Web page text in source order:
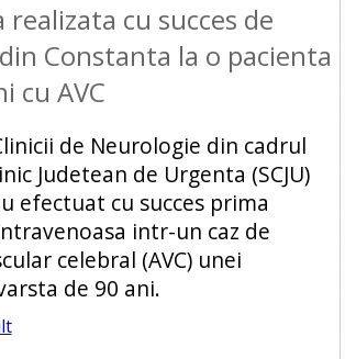
cu succes de
Constanta la o pacienta
cu AVC
de Neurologie din cadrul
Judetean de Urgenta (SCJU)
efectuat cu succes prima
intr-un caz de
celebral (AVC) unei
de 90 ani.